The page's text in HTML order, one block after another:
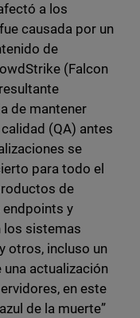
a los
causada por un
de
(Falcon
de mantener
(QA) antes
se
para todo el
de
y
los sistemas
otros, incluso un
actualización
en este
de la muerte”